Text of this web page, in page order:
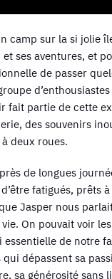
camp sur la si jolie
et ses aventures, et
de passer
fait partie de cette
des souvenirs
deux roues.
de longues
fatigués, prêts
Jasper nous
On pouvait voir
de notre
qui dépassent sa
sa générosité sans